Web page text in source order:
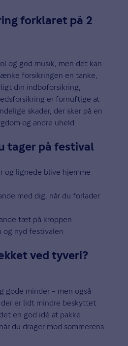
forklaret på 2
og god musik, men det kan
forsikringen en tanke,
din indboforsikring,
er fornuftige at
skader, der sker på en
og andre uheld.
tager på festival
og lignede blive hjemme
med dig, når du forlader
tæt på kroppen
og nyd festivalen
ved tyveri?
gode minder – men også
er lidt mindre beskyttet
en god idé at pakke
du drager mod sommerens